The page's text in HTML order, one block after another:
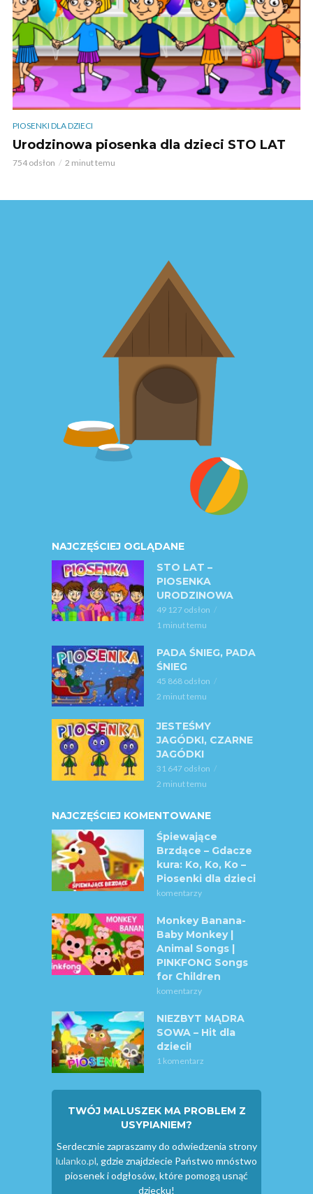
PIOSENKI DLA DZIECI
Urodzinowa piosenka dla dzieci STO LAT
754 odsłon 2 minut temu
NAJCZĘŚCIEJ OGLĄDANE
STO LAT –
PIOSENKA
URODZINOWA
49 127 odsłon
1 minut temu
PADA ŚNIEG, PADA
ŚNIEG
45 868 odsłon
2 minut temu
JESTEŚMY
JAGÓDKI, CZARNE
JAGÓDKI
31 647 odsłon
2 minut temu
NAJCZĘŚCIEJ KOMENTOWANE
Śpiewające
Brzdące – Gdacze
kura: Ko, Ko, Ko –
Piosenki dla dzieci
komentarzy
Monkey Banana-
Baby Monkey |
Animal Songs |
PINKFONG Songs
for Children
komentarzy
NIEZBYT MĄDRA
SOWA – Hit dla
dzieci!
1 komentarz
TWÓJ MALUSZEK MA PROBLEM Z
USYPIANIEM?
Serdecznie zapraszamy do odwiedzenia strony
lulanko.pl, gdzie znajdziecie Państwo mnóstwo
piosenek i odgłosów, które pomogą usnąć
dziecku!